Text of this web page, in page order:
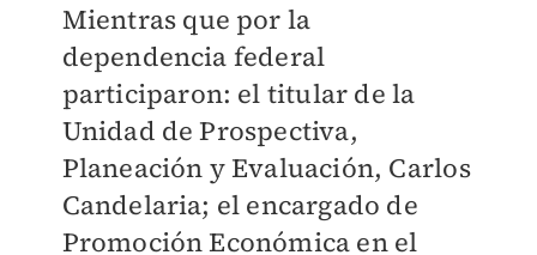
Mientras que por la
dependencia federal
participaron: el titular de la
Unidad de Prospectiva,
Planeación y Evaluación, Carlos
Candelaria; el encargado de
Promoción Económica en el